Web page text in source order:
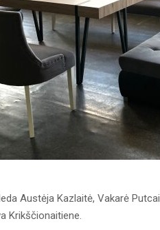
Austėja Kazlaitė, Vakarė
Krikščionaitiene.